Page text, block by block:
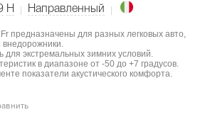
H Направленный
предназначены для разных легковых авто,
внедорожники.
для экстремальных зимних условий.
в диапазоне от -50 до +7 градусов.
показатели акустического комфорта.